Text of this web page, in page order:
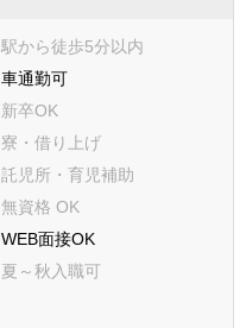
駅から徒歩5分以内
車通勤可
新卒OK
寮・借り上げ
託児所・育児補助
無資格 OK
WEB面接OK
夏～秋入職可